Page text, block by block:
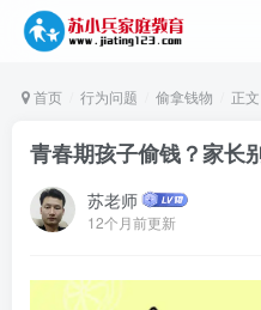
首页 行为问题 偷拿钱物 正文
青春期孩子偷钱？家长
苏老师
12个月前更新